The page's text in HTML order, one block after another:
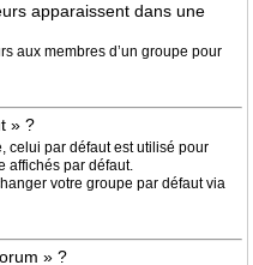
apparaissent dans une
aux membres d’un groupe pour
» ?
celui par défaut est utilisé pour
affichés par défaut.
votre groupe par défaut via
» ?